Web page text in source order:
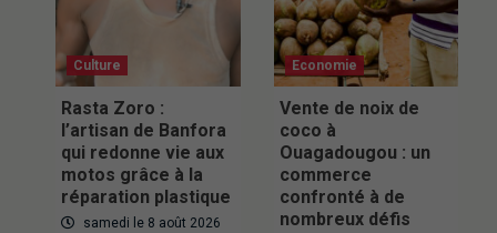
Culture
Rasta Zoro :
l’artisan de Banfora
qui redonne vie aux
motos grâce à la
réparation plastique
samedi le 8 août 2026
Economie
Vente de noix de
coco à
Ouagadougou : un
commerce
confronté à de
nombreux défis